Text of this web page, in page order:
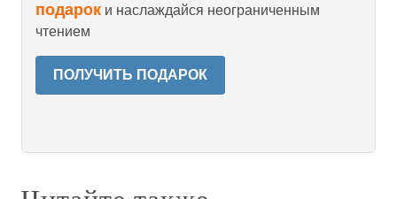
подарок и наслаждайся неограниченным
чтением
ПОЛУЧИТЬ ПОДАРОК